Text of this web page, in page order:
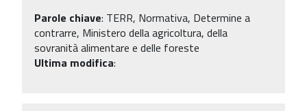
Parole chiave: TERR, Normativa, Determine a
contrarre, Ministero della agricoltura, della
sovranità alimentare e delle foreste
Ultima modifica: